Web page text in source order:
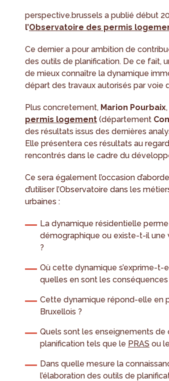
perspective.brussels a publié début
l’Observatoire des permis
Ce dernier a pour ambition de
des outils de planification. De ce fait,
de mieux connaître la dynamique
départ des travaux autorisés par voie
Plus concretement, Marion Pourbaix
permis logement (département
des résultats issus des dernières
Elle présentera ces résultats au
rencontrés dans le cadre du
Ce sera également l’occasion
d’utiliser l’Observatoire dans les
urbaines :
La dynamique résidentielle
démographique ou existe-t-il une
?
Où cette dynamique s’exprime-
quelles en sont les
Cette dynamique répond-elle en
Bruxellois ?
Quels sont les enseignements
planification tels que le PRAS ou
Dans quelle mesure la
l’élaboration des outils de